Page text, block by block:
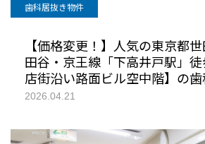
歯科居抜き物件
【価格変更！】人気の東京都
田谷・京王線「下高井戸駅」
店街沿い路面ビル空中階】の
2026.04.21